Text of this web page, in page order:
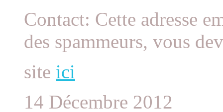
Contact: Cette adresse
des spammeurs, vous
site ici
14 Décembre 2012